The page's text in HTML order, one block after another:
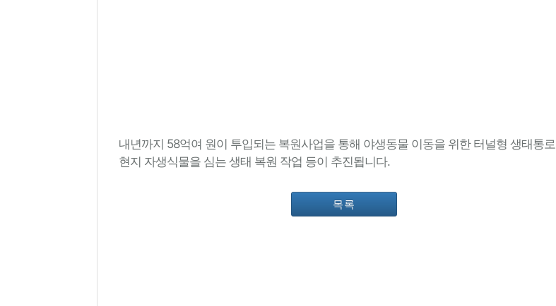
내년까지 58억여 원이 투입되는 복원사업을 통해 야생동물 이동을 위한 터널형 생태통
현지 자생식물을 심는 생태 복원 작업 등이 추진됩니다.
목록